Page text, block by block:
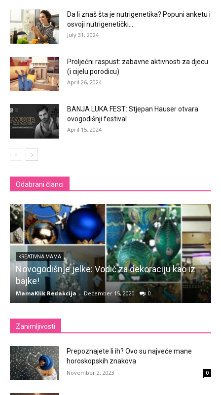
Da li znaš šta je nutrigenetika? Popuni anketu i
osvoji nutrigenetički...
July 31, 2024
Proljećni raspust: zabavne aktivnosti za djecu
(i cijelu porodicu)
April 26, 2024
BANJA LUKA FEST: Stjepan Hauser otvara
ovogodišnji festival
April 15, 2024
Odabrani članci
KREATIVNA MAMA
Novogodišnje jelke: Vodič za dekoraciju kao iz
bajke!
MamaKlik Redakcija - December 15, 2020 0
Zanimljivosti
Prepoznajete li ih? Ovo su najveće mane
horoskopskih znakova
November 2, 2023 0